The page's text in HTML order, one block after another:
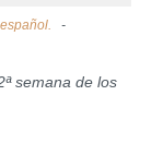
semana de los